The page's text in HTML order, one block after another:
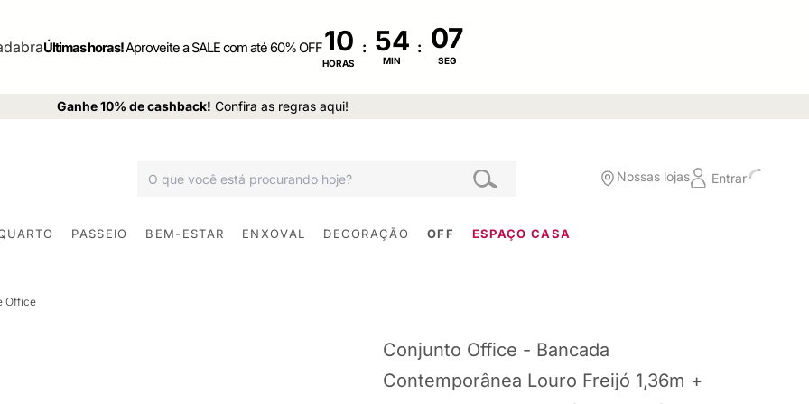
Últimas horas!Aproveite a SALE com até 60% OFF10
HORAS
:
MIN
:
SEG
Ganhe 10% de cashback! Confira as regras aqui!
Nossas lojas Entrar
PASSEIO BEM-ESTAR ENXOVAL DECORAÇÃO OFF ESPAÇO CASA
Office
Conjunto Office - Bancada
Contemporânea Louro Freijó 1,36m +